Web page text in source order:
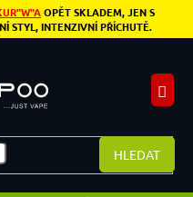
OPĚT SKLADEM, JEN S
STYL, INTENZIVNÍ PŘÍCHUTĚ.
HLEDAT